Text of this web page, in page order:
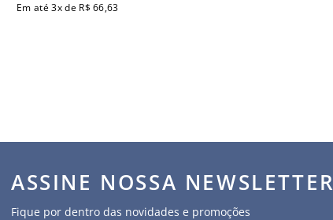
Em até3x de R$ 66,63
ASSINE NOSSA NEWSLETTER
Fique por dentro das novidades e promoções